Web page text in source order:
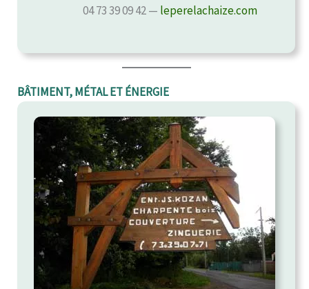
04 73 39 09 42 — leperelachaize.com
BÂTIMENT, MÉTAL ET ÉNERGIE